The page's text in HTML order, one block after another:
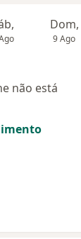
Dom,
9 Ago
não está